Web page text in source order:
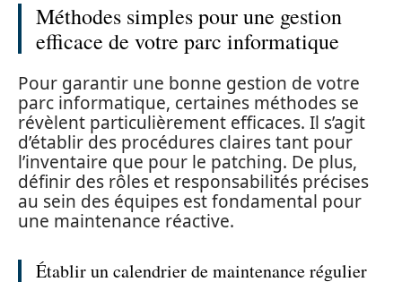
Méthodes simples pour une gestion
efficace de votre parc informatique
Pour garantir une bonne gestion de votre
parc informatique, certaines méthodes se
révèlent particulièrement efficaces. Il s’agit
d’établir des procédures claires tant pour
l’inventaire que pour le patching. De plus,
définir des rôles et responsabilités précises
au sein des équipes est fondamental pour
une maintenance réactive.
Établir un calendrier de maintenance régulier